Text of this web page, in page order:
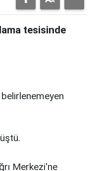
tesisinde
Merkezi'ne